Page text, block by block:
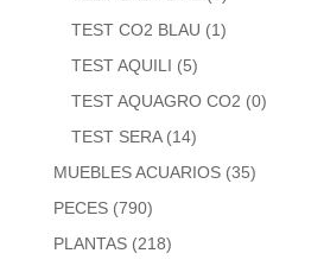
TEST CO2 BLAU (1)
TEST AQUILI (5)
TEST AQUAGRO CO2 (0)
TEST SERA (14)
MUEBLES ACUARIOS (35)
PECES (790)
PLANTAS (218)